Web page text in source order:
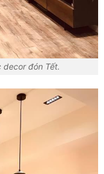
decor đón Tết.